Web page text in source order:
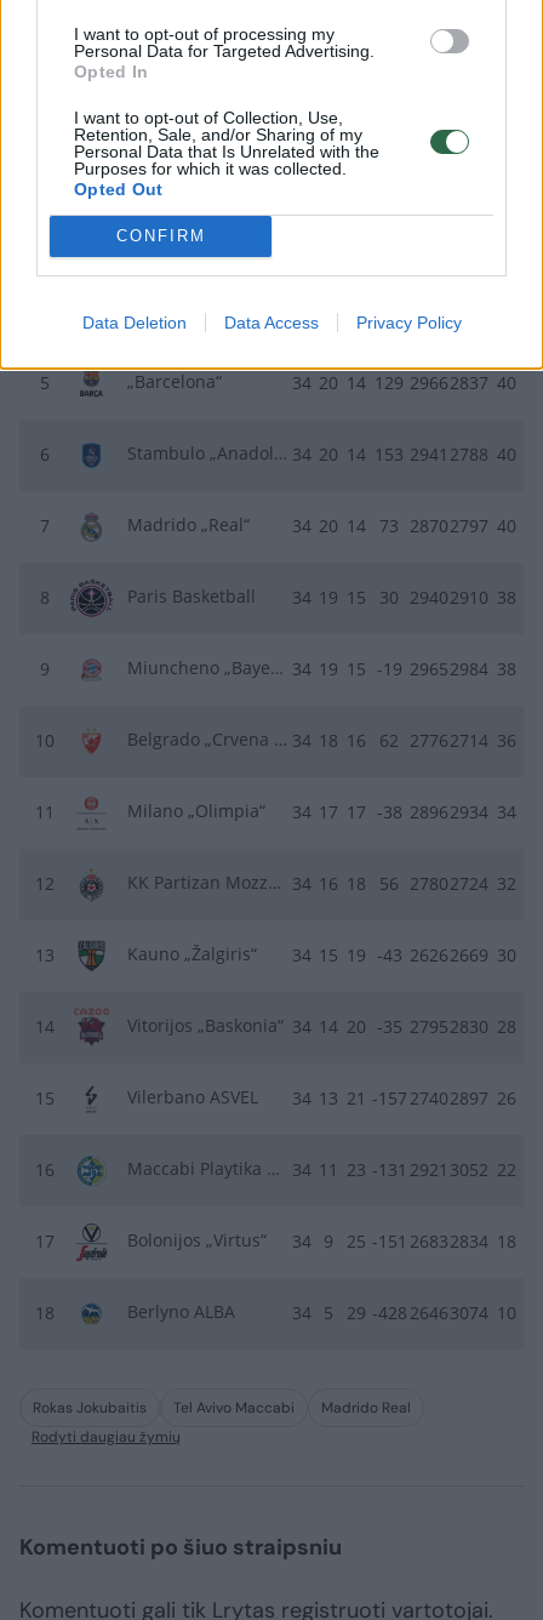
I want to opt-out of processing my
Personal Data for Targeted Advertising.
Opted In
I want to opt-out of Collection, Use,
Retention, Sale, and/or Sharing of my
Personal Data that Is Unrelated with the
Purposes for which it was collected.
Opted Out
CONFIRM
Data Deletion Data Access Privacy Policy
KOMANDA TŠK+TŠK-
Stambulo „Fenerbahce“ 34 23
Atėnų „Panathinaikos“
21 13 112 2913
5 „Barcelona“ 34 20 14 129 29662837 40
6 Stambulo „Anadolu Efes“ 34 20 14 153 2941 2788 40
7 Madrido „Real“ 34 20 14 73 28702797 40
8 Paris Basketball 34 19 15 30 29402910 38
9 Miuncheno „Bayern“ 34 19 15 -19 29652984 38
10 Belgrado „Crvena zvezda“ 34 18 16 62 27762714 36
11 Milano „Olimpia“ 34 17 17 -38 28962934 34
12 KK Partizan Mozzart Bet 34 16 18 56 27802724 32
13 Kauno „Žalgiris“ 34 15 19 -43 26262669 30
14 Vitorijos „Baskonia“ 34 14 20 -35 27952830 28
15 Vilerbano ASVEL 34 13 21 -157 27402897 26
16 Maccabi Playtika Tel Aviv 34 11 23 -131 2921 3052 22
17 Bolonijos „Virtus“ 34 9 25 -151 26832834 18
18 Berlyno ALBA 34 5 29 -428 26463074 10
Rokas Jokubaitis Tel Avivo Maccabi
Madrido Real
Rodyti daugiau žymių
Komentuoti po šiuo straipsniu
Komentuoti gali tik Lrytas registruoti vartotojai.